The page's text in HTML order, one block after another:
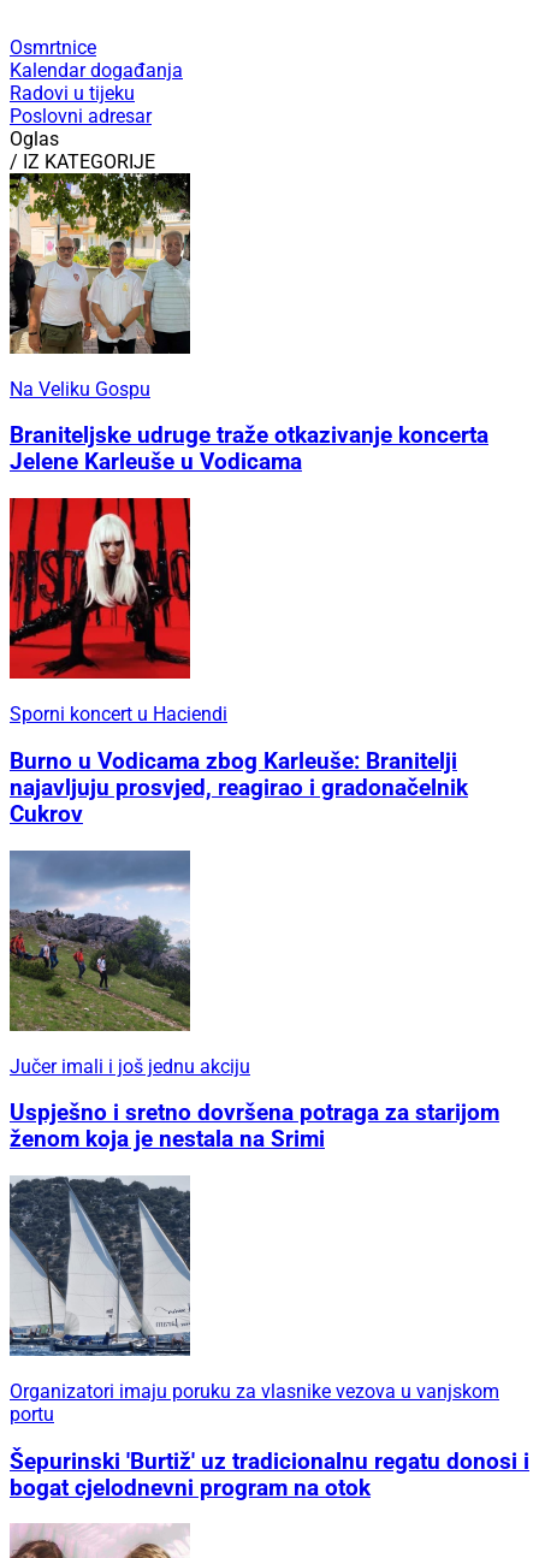
Osmrtnice
Kalendar događanja
Radovi u tijeku
Poslovni adresar
Oglas
/ IZ KATEGORIJE
Na Veliku Gospu
Braniteljske udruge traže otkazivanje koncerta
Jelene Karleuše u Vodicama
Sporni koncert u Haciendi
Burno u Vodicama zbog Karleuše: Branitelji
najavljuju prosvjed, reagirao i gradonačelnik
Cukrov
Jučer imali i još jednu akciju
Uspješno i sretno dovršena potraga za starijom
ženom koja je nestala na Srimi
Organizatori imaju poruku za vlasnike vezova u vanjskom
portu
Šepurinski 'Burtiž' uz tradicionalnu regatu donosi i
bogat cjelodnevni program na otok